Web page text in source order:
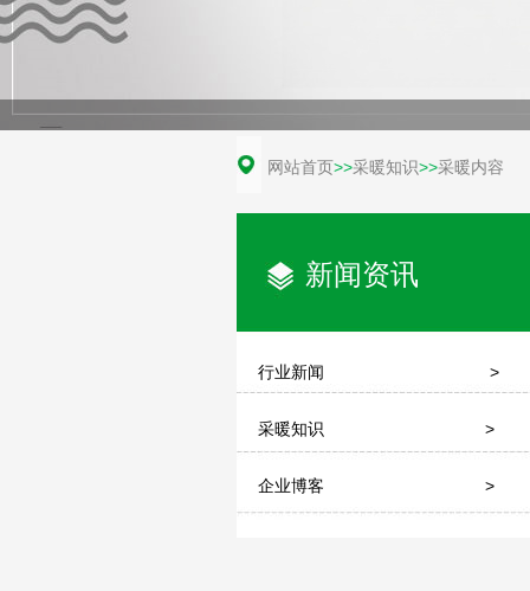
网站首页>>采暖知识>>采暖内容
新闻资讯
行业新闻 >
采暖知识 >
企业博客 >